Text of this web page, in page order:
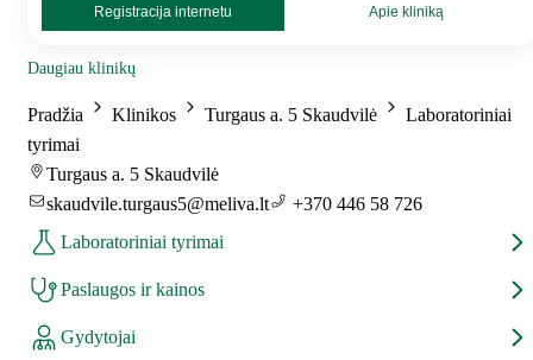
Registracija internetu Apie kliniką
Daugiau klinikų
Pradžia Klinikos Turgaus a. 5 Skaudvilė
Laboratoriniai
tyrimai
Turgaus a. 5 Skaudvilė
skaudvile.turgaus5@meliva.lt
+370 446 58 726
Laboratoriniai tyrimai
Paslaugos ir kainos
Gydytojai